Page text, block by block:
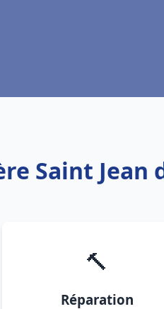
Saint Jean
🔨
Réparation